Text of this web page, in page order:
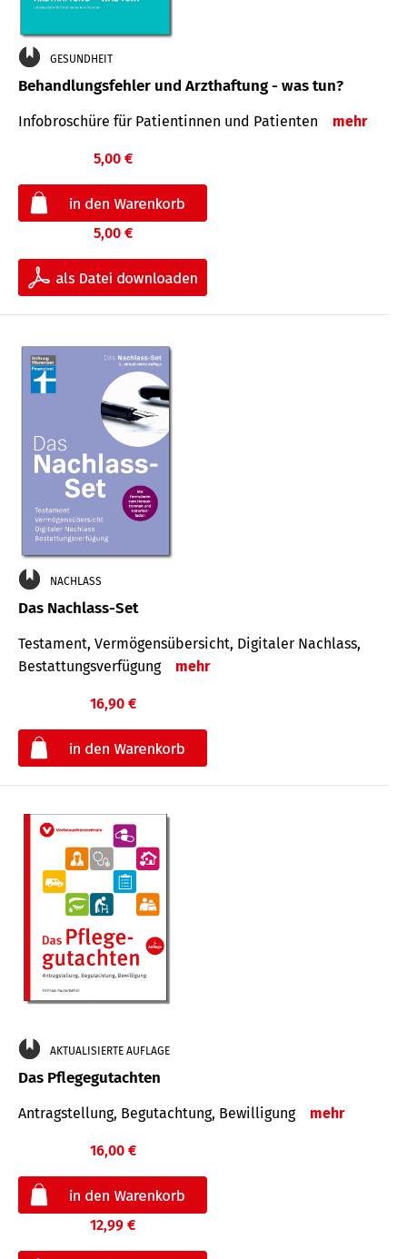
GESUNDHEIT
Behandlungsfehler und Arzthaftung - was tun?
Infobroschüre für Patientinnen und Patienten mehr
5,00 €
5,00 €
NACHLASS
Das Nachlass-Set
Testament, Vermögens­übersicht, Digitaler Nach­lass,
Bestat­tungs­ver­fügung
mehr
16,90 €
AKTUALISIERTE AUFLAGE
Das Pflegegutachten
Antragstellung, Begutachtung, Bewilligung mehr
16,00 €
12,99 €